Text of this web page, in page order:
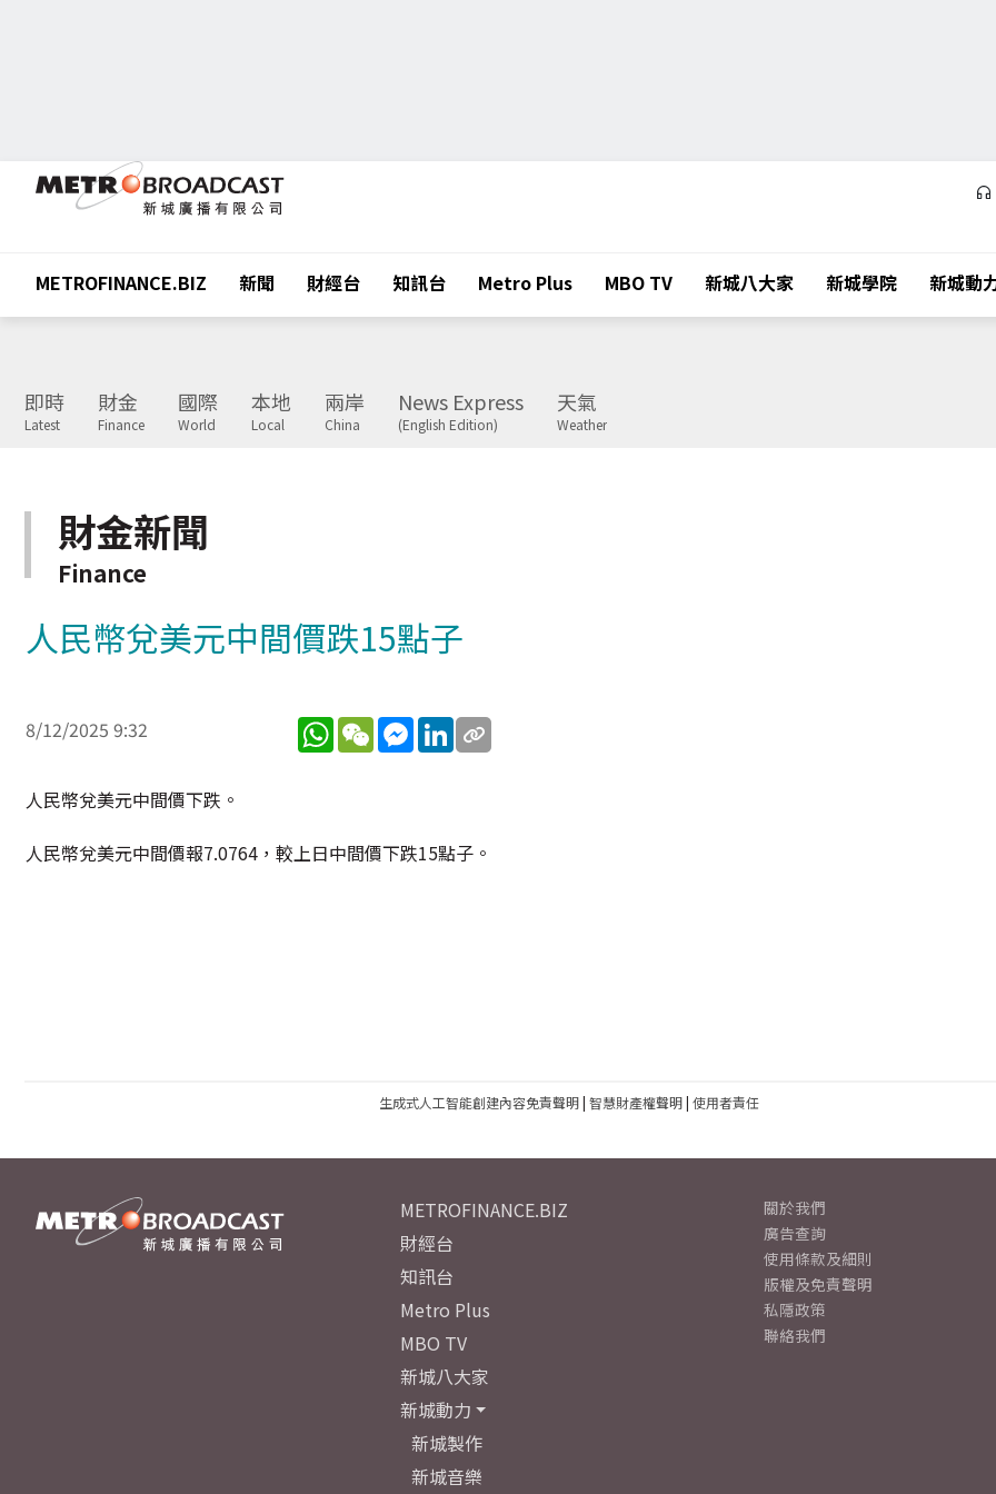
METROFINANCE.BIZ 新聞 財經台 知訊台 Metro Plus MBO TV 新城八大家 新城學院 新城動
即時
Latest
財金
Finance
國際
World
本地
Local
兩岸
China
News Express
(English Edition)
天氣
Weather
財金新聞
Finance
人民幣兌美元中間價跌15點子
8/12/2025 9:32 WhatsApp
WeChatMessenger
LinkedIn
人民幣兌美元中間價下跌。
人民幣兌美元中間價報7.0764，較上日中間價下跌15點子。
生成式人工智能創建內容免責聲明| 智慧財產權聲明| 使用者責任
METROFINANCE.BIZ
財經台
知訊台
Metro Plus
MBO TV
新城八大家
新城動力
新城製作
新城音樂
關於我們
廣告查詢
使用條款及細則
版權及免責聲明
私隱政策
聯絡我們